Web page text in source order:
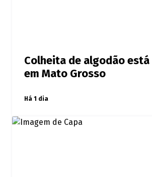
Colheita de algodão
em Mato Grosso
Há 1 dia